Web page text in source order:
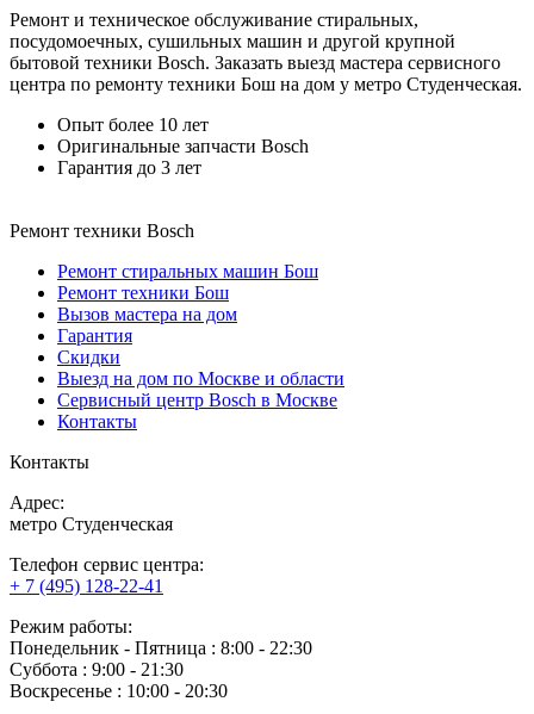
Ремонт и техническое обслуживание стиральных,
посудомоечных, сушильных машин и другой крупной
бытовой техники Bosch. Заказать выезд мастера сервисного
центра по ремонту техники Бош на дом у метро Студенческая.
Опыт более 10 лет
Оригинальные запчасти Bosch
Гарантия до 3 лет
Ремонт техники Bosch
Ремонт стиральных машин Бош
Ремонт техники Бош
Вызов мастера на дом
Гарантия
Скидки
Выезд на дом по Москве и области
Сервисный центр Bosch в Москве
Контакты
Контакты
Адрес:
метро Студенческая
Телефон сервис центра:
+ 7 (495) 128-22-41
Режим работы:
Понедельник ‐ Пятница : 8:00 - 22:30
Суббота : 9:00 - 21:30
Воскресенье : 10:00 - 20:30